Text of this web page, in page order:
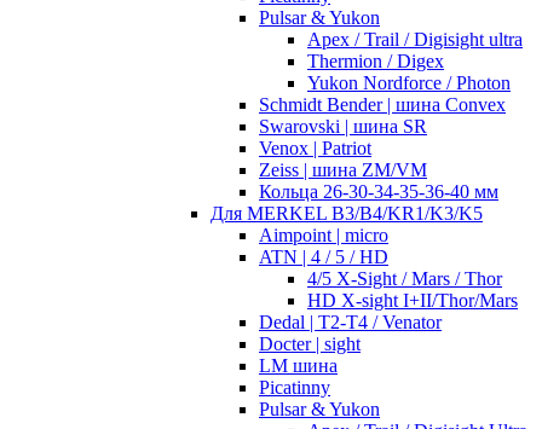
Pulsar & Yukon
Apex / Trail / Digisight ultra
Thermion / Digex
Yukon Nordforce / Photon
Schmidt Bender | шина Convex
Swarovski | шина SR
Venox | Patriot
Zeiss | шина ZM/VM
Кольца 26-30-34-35-36-40 мм
Для MERKEL B3/B4/KR1/K3/K5
Aimpoint | micro
ATN | 4 / 5 / HD
4/5 X-Sight / Mars / Thor
HD X-sight I+II/Thor/Mars
Dedal | T2-T4 / Venator
Docter | sight
LM шина
Picatinny
Pulsar & Yukon